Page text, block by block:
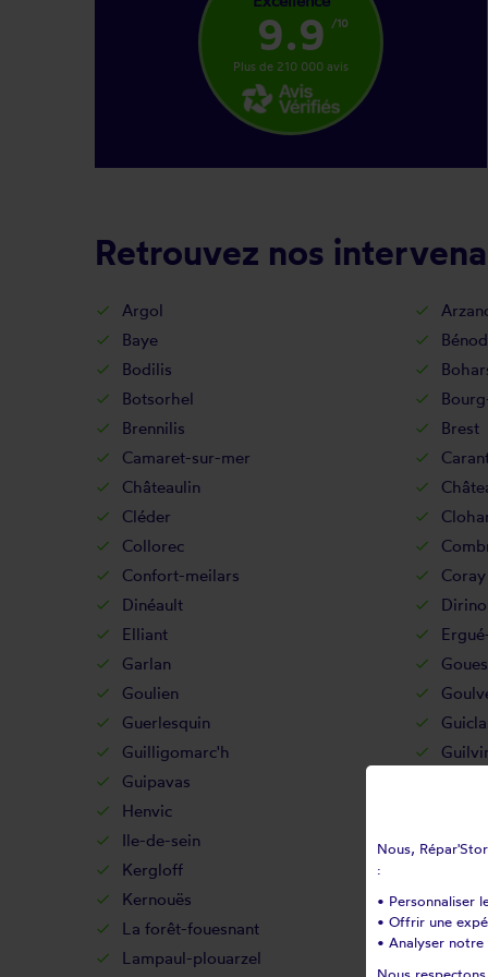
9.9 /10
Plus de 210 000 avis
Retrouvez nos
Argol
Baye
Bodilis
Botsorhel
Brennilis
Brest
Camaret-sur-mer
Châteaulin
Cléder
Collorec
Confort-meilars
Coray
Dinéault
Elliant
Garlan
Goulien
Guerlesquin
Guilligomarc'h
Guipavas
Henvic
Ile-de-sein
Ile-
Kergloff
Kernouës
La forêt-fouesnant
La
Lampaul-plouarzel
Nous,
:
• Personnaliser
• Offrir une
• Analyser notre